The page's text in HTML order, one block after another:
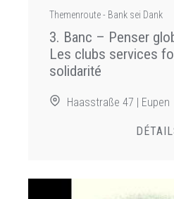
Themenroute - Bank sei Dank
3. Banc – Penser
Les clubs services
solidarité
Haasstraße 47 | Eupen